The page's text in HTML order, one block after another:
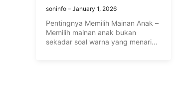
soninfo January 1, 2026
Pentingnya Memilih Mainan Anak –
Memilih mainan anak bukan
sekadar soal warna yang menarik